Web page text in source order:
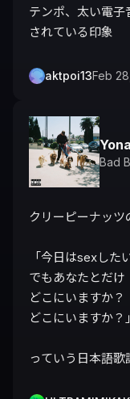
テンポ、太い電
されている印象
aktpoi13Feb
Bad
クリーピーナッ
「今日はsexした
でもあなたとだけ
どこにいますか？
どこにいますか？」
っていう日本語